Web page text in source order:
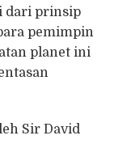
dari prinsip
pemimpin
planet ini
Sir David